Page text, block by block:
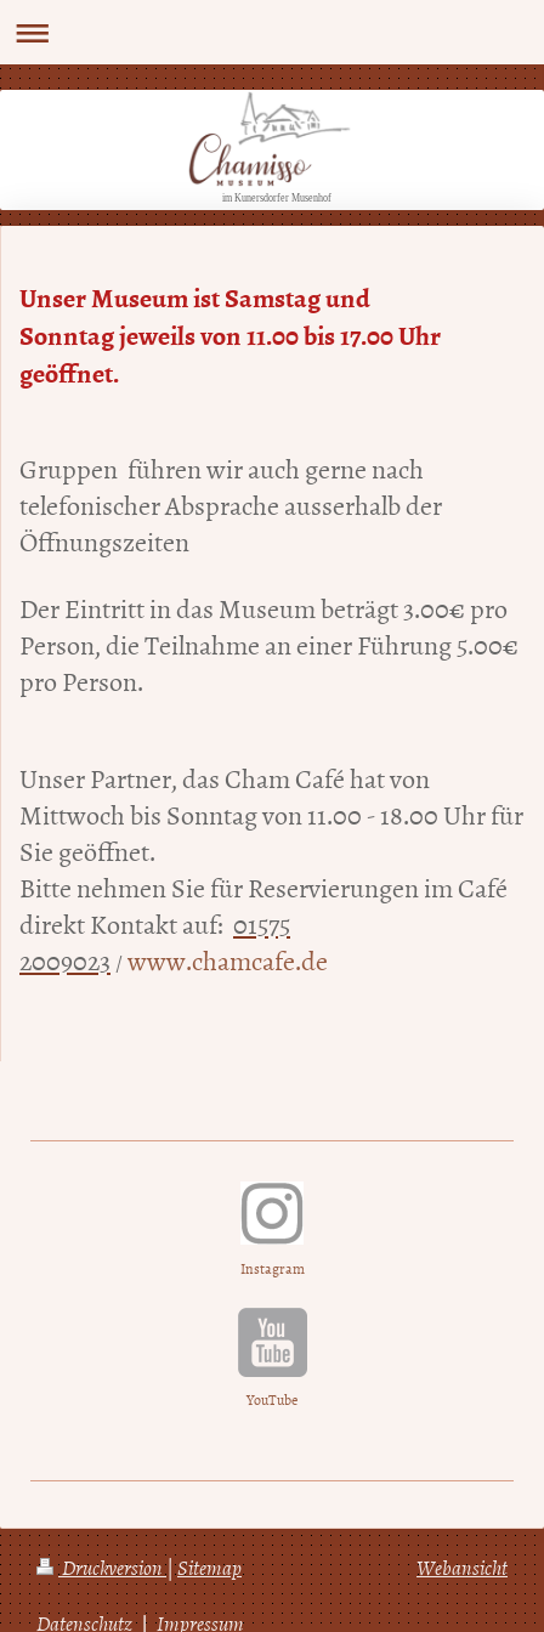
im Kunersdorfer Musenhof
Unser Museum ist Samstag und
Sonntagjeweils von 11.00 bis 17.00 Uhr
geöffnet.
Gruppen führen wir auch gerne nach
telefonischer Absprache ausserhalb der
Öffnungszeiten
Der Eintritt in das Museum beträgt 3.00€ pro
Person, die Teilnahme an einer Führung 5.00€
pro Person.
Unser Partner, das Cham Café hat von
Mittwoch bis Sonntag von 11.00 - 18.00 Uhr für
Sie geöffnet.
Bitte nehmen Sie für Reservierungen im Café
direkt Kontakt auf: 01575
2009023 /www.chamcafe.de
Instagram
YouTube
Druckversion|Sitemap
Datenschutz❘Impressum
Webansicht